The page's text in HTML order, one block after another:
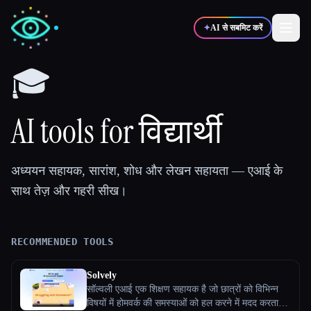
✦AI से सबमिट करें
💻 📈
🎓विद्यार्थी
ब्लॉग
टूल्स की तुलना करें
🎓
AI tools for विद्यार्थी
अध्ययन सहायक, सारांश, शोध और लेखन सहायता — एआई के
साथ तेज़ और गहरी सीख।
RECOMMENDED TOOLS
Solvely
सॉल्वली एआई एक शिक्षण सहायक है जो छात्रों को विभिन्न
विषयों में होमवर्क की समस्याओं को हल करने में मदद करता